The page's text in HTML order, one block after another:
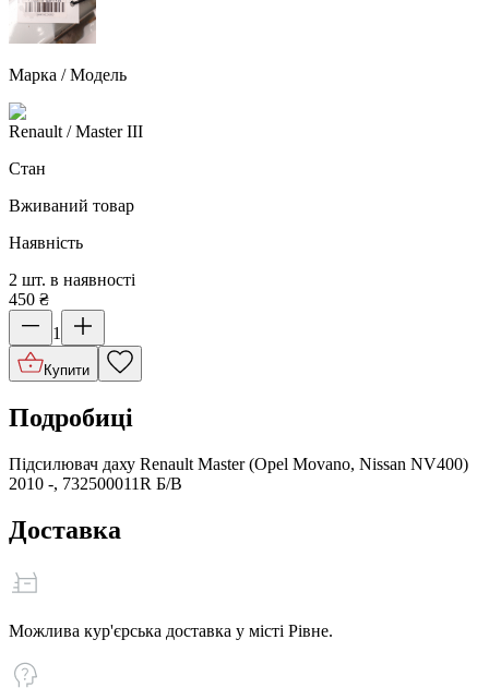
Марка / Модель
Renault / Master III
Стан
Вживаний товар
Наявність
2 шт. в наявності
450 ₴
1
Купити
Подробиці
Підсилювач даху Renault Master (Opel Movano, Nissan NV400)
2010 -, 732500011R Б/В
Доставка
Можлива кур'єрська доставка у місті Рівне.